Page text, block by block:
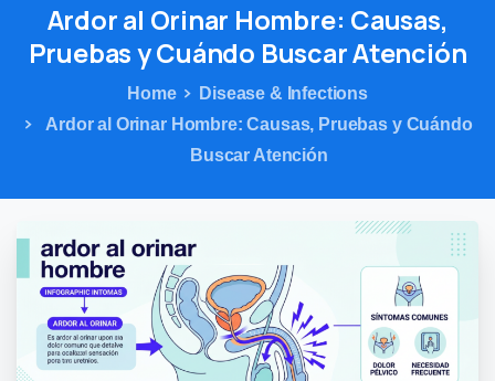
Ardoral Orinar Hombre: Causas,
PruebasyCuándo BuscarAtención
Home
Disease & Infections
Ardor al Orinar Hombre: Causas, Pruebas y Cuándo
Buscar Atención